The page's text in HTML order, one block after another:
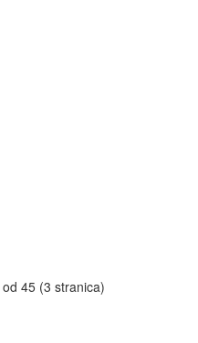
45 (3 stranica)